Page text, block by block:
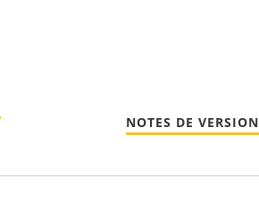
NOTES DE VERSION